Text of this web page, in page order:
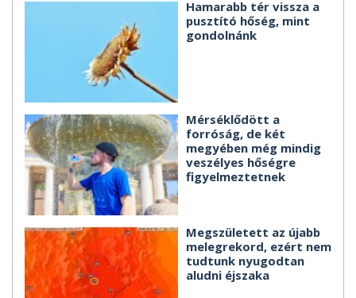
Hamarabb tér vissza a
pusztító hőség, mint
gondolnánk
Mérséklődött a
forróság, de két
megyében még mindig
veszélyes hőségre
figyelmeztetnek
Megszületett az újabb
melegrekord, ezért nem
tudtunk nyugodtan
aludni éjszaka